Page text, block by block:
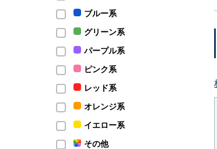
ブルー系
グリーン系
パープル系
ピンク系
レッド系
オレンジ系
イエロー系
その他